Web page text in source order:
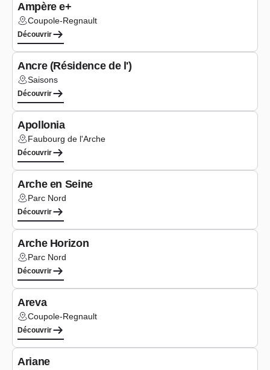
Ampère e+
Lieu :Coupole-Regnault
Découvrir
Ancre (Résidence de l')
Lieu :Saisons
Découvrir
Apollonia
Lieu :Faubourg de l'Arche
Découvrir
Arche en Seine
Lieu :Parc Nord
Découvrir
Arche Horizon
Lieu :Parc Nord
Découvrir
Areva
Lieu :Coupole-Regnault
Découvrir
Ariane